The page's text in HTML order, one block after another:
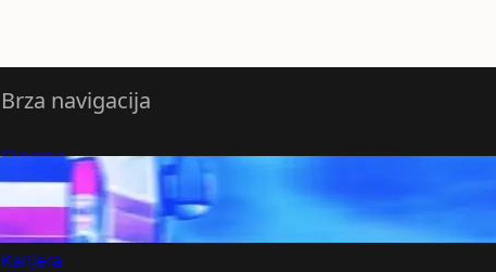
Brza navigacija
O nama
Predloži Vest
Pretplatite se na vesti
Karijera